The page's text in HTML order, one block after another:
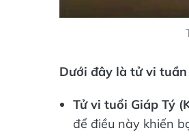
Dưới đây là tử vi
Tử vi tuổi Giáp Tý
để điều này khiến